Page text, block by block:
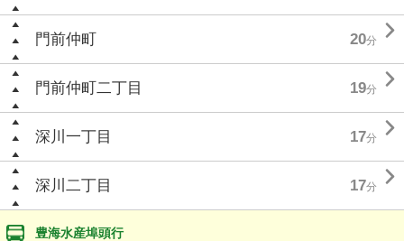
門前仲町 20分 
門前仲町二丁目 19分 
深川一丁目 17分 
深川二丁目 17分 
豊海水産埠頭行